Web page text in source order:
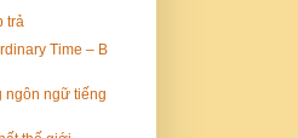
trả
Time – B
ngôn ngữ tiếng